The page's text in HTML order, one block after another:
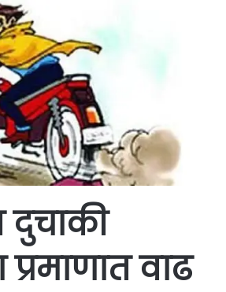
दुचाकी
प्रमाणात वाढ